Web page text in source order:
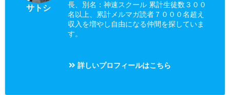
サトシ
長、別名：神速スクール 累計生徒数３００
名以上、累計メルマガ読者７０００名超え
収入を増やし自由になる仲間を探していま
す。
詳しいプロフィールはこちら